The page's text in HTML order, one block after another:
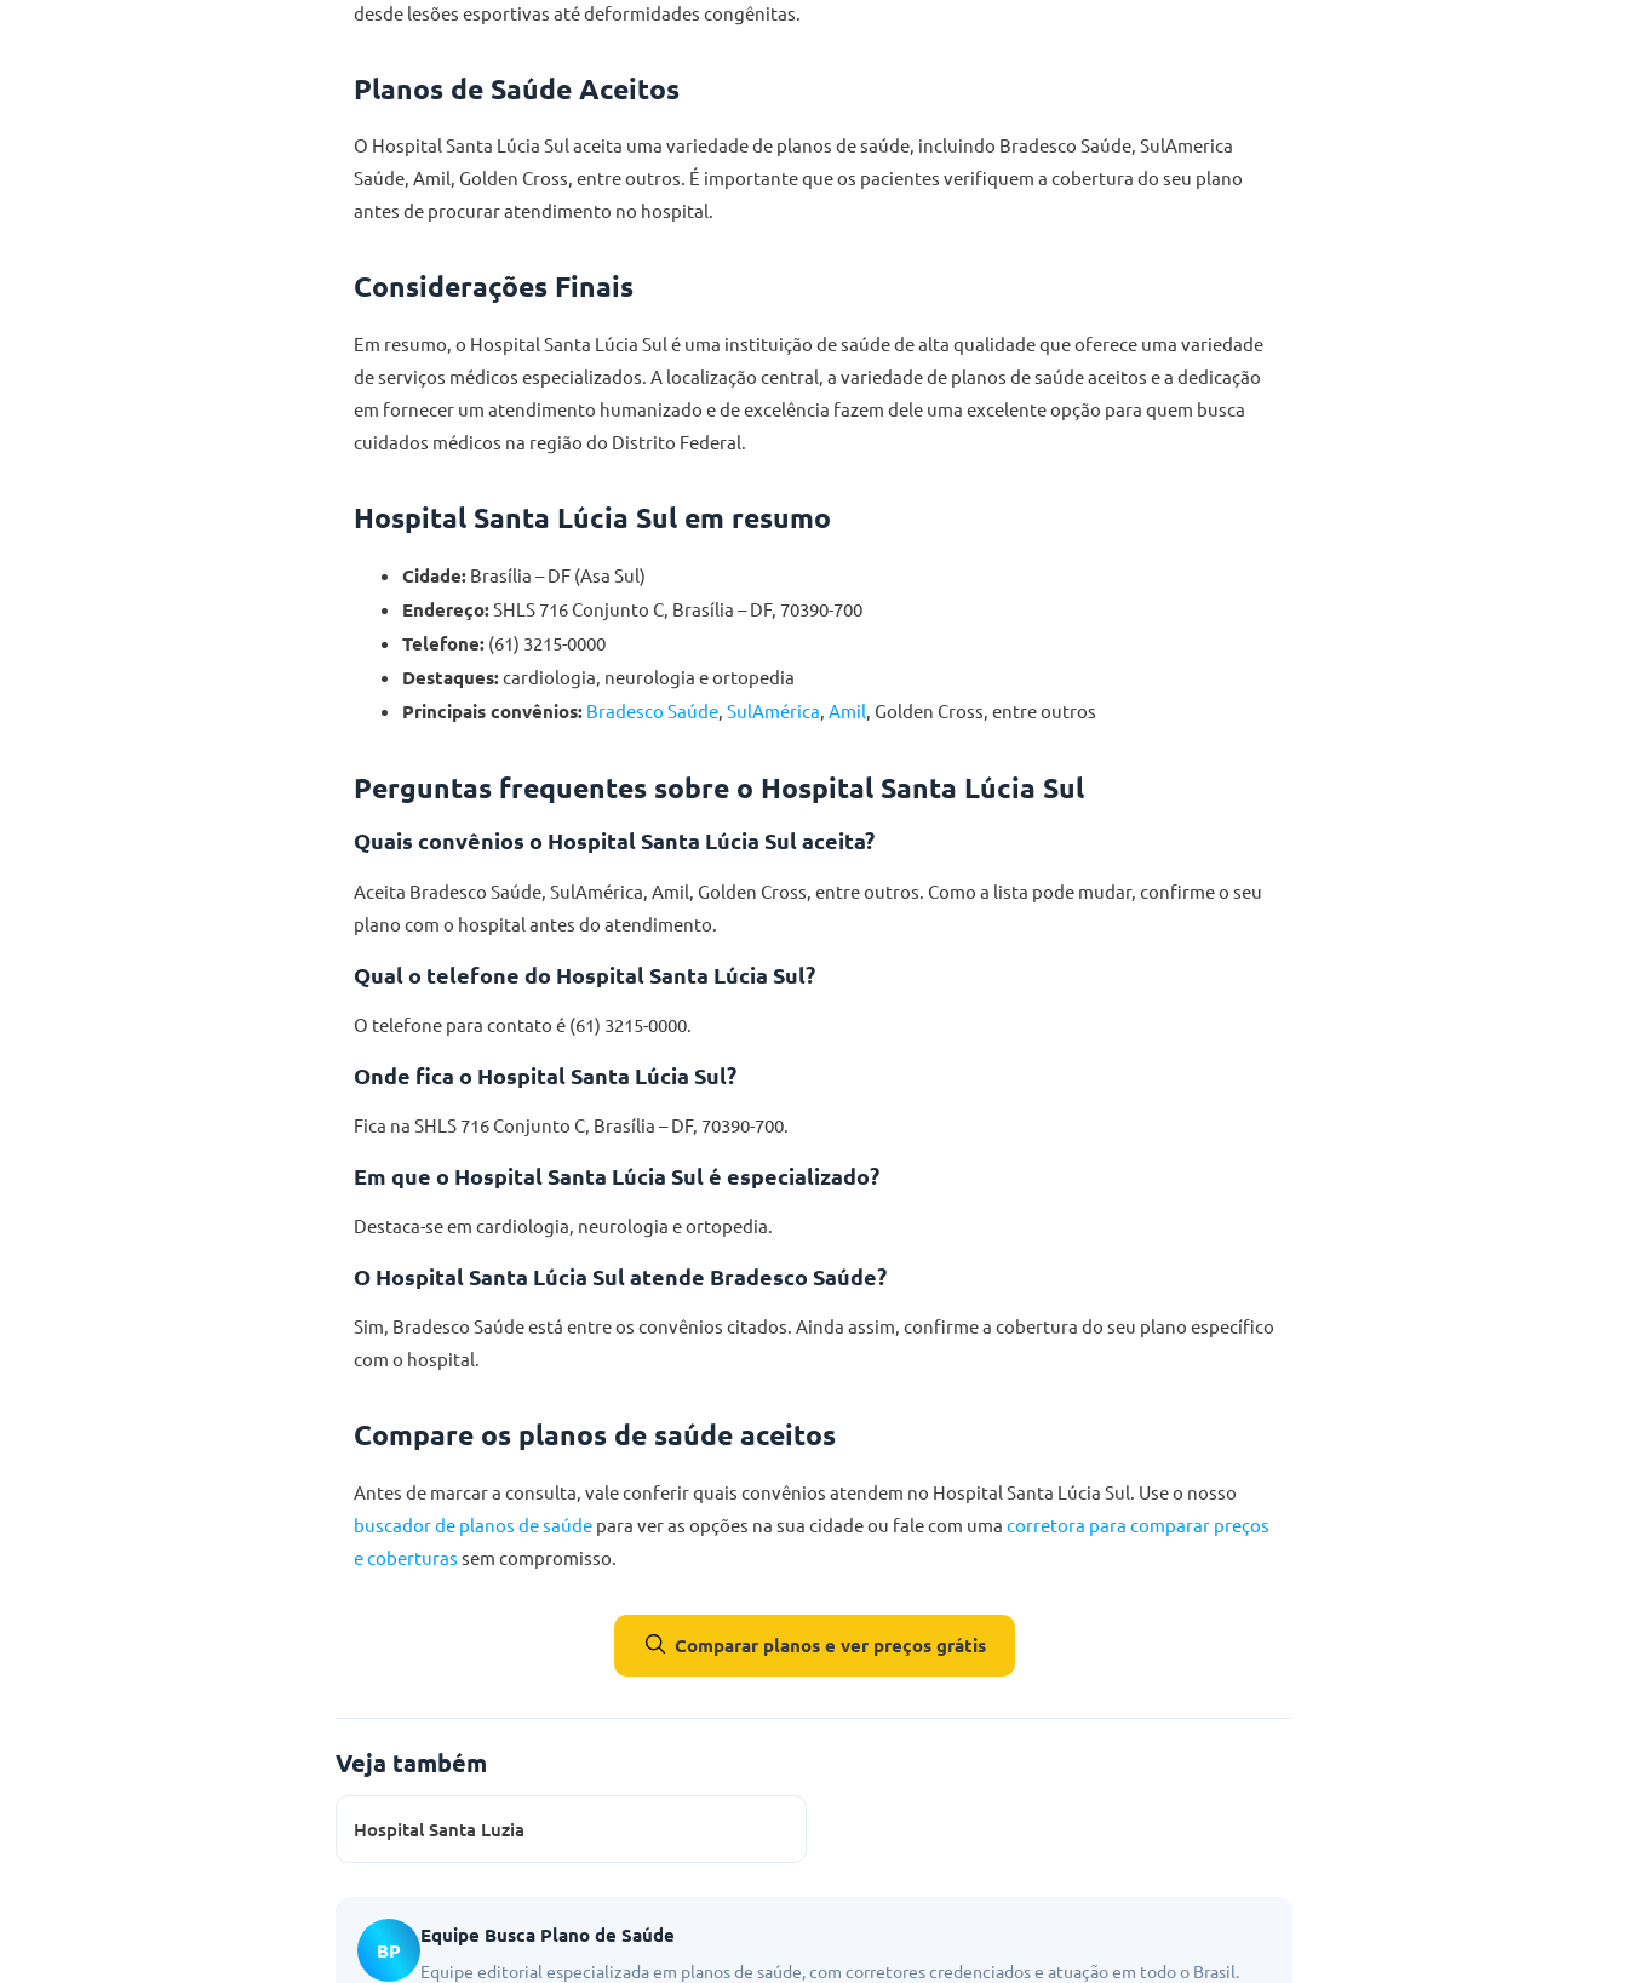
desde lesões esportivas até deformidades congênitas.
Planos de Saúde Aceitos
O Hospital Santa Lúcia Sul aceita uma variedade de planos de saúde, incluindo Bradesco Saúde, SulAmerica
Saúde, Amil, Golden Cross, entre outros. É importante que os pacientes verifiquem a cobertura do seu plano
antes de procurar atendimento no hospital.
Considerações Finais
Em resumo, o Hospital Santa Lúcia Sul é uma instituição de saúde de alta qualidade que oferece uma variedade
de serviços médicos especializados. A localização central, a variedade de planos de saúde aceitos e a dedicação
em fornecer um atendimento humanizado e de excelência fazem dele uma excelente opção para quem busca
cuidados médicos na região do Distrito Federal.
Hospital Santa Lúcia Sul em resumo
Cidade: Brasília – DF (Asa Sul)
Endereço:SHLS 716 Conjunto C, Brasília – DF, 70390-700
Telefone: (61) 3215-0000
Destaques:cardiologia, neurologia e ortopedia
Principais convênios: Bradesco Saúde SulAmérica Amil , Golden Cross, entre outros
Perguntas frequentes sobre o Hospital Santa Lúcia Sul
Quais convênios o Hospital Santa Lúcia Sul aceita?
Aceita Bradesco Saúde, SulAmérica, Amil, Golden Cross, entre outros. Como a lista pode mudar, confirme o seu
plano com o hospital antes do atendimento.
Qual o telefone do Hospital Santa Lúcia Sul?
O telefone para contato é (61) 3215-0000.
Onde fica o Hospital Santa Lúcia Sul?
Fica na SHLS 716 Conjunto C, Brasília – DF, 70390-700.
Em que o Hospital Santa Lúcia Sul é especializado?
Destaca-se em cardiologia, neurologia e ortopedia.
O Hospital Santa Lúcia Sul atende Bradesco Saúde?
Sim, Bradesco Saúde está entre os convênios citados. Ainda assim, confirme a cobertura do seu plano específico
com o hospital.
Compare os planos de saúde aceitos
Antes de marcar a consulta, vale conferir quais convênios atendem no Hospital Santa Lúcia Sul. Use o nosso
buscador de planos de saúde para ver as opções na sua cidade ou fale com uma corretora para comparar preços
e coberturas sem compromisso.
Comparar planos e ver preços grátis
Veja também
Hospital Santa Luzia
BP
Equipe Busca Plano de Saúde
Equipe editorial especializada em planos de saúde, com corretores credenciados e atuação em todo o Brasil.